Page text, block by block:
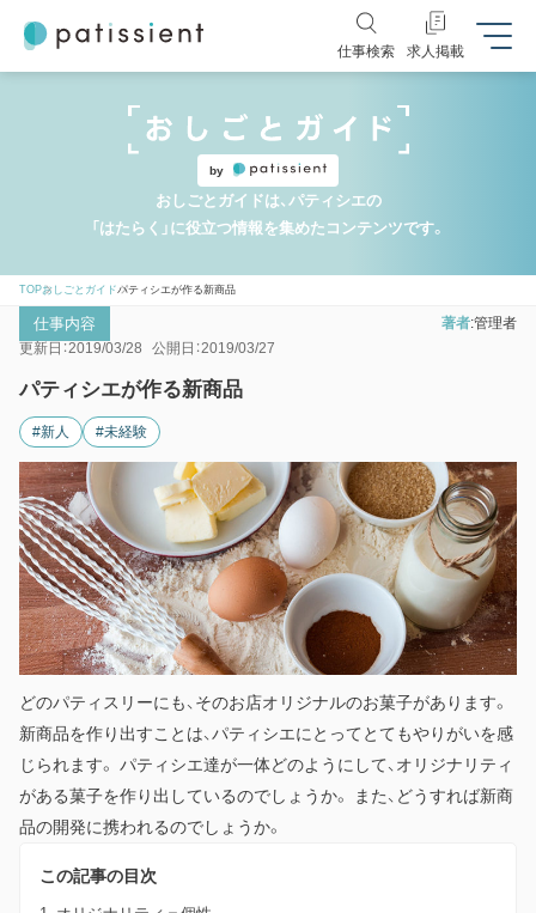
仕事検索 求人掲載
by
おしごとガイドは、パティシエの
「はたらく」に役立つ情報を集めたコンテンツです。
TOPおしごとガイド パティシエが作る新商品
仕事内容 著者 管理者
更新日：2019/03/28
公開日：2019/03/27
パティシエが作る新商品
#新人 #未経験
どのパティスリーにも、そのお店オリジナルのお菓子があります。
新商品を作り出すことは、パティシエにとってとてもやりがいを感
じられます。 パティシエ達が一体どのようにして、オリジナリティ
がある菓子を作り出しているのでしょうか。 また、どうすれば新商
品の開発に携われるのでしょうか。
この記事の目次